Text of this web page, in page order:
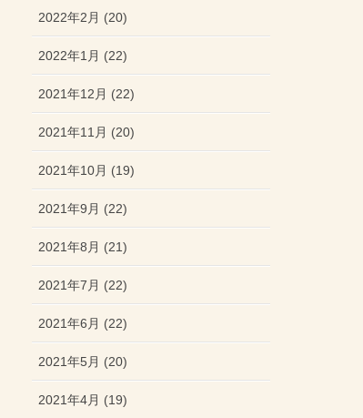
2022年2月 (20)
2022年1月 (22)
2021年12月 (22)
2021年11月 (20)
2021年10月 (19)
2021年9月 (22)
2021年8月 (21)
2021年7月 (22)
2021年6月 (22)
2021年5月 (20)
2021年4月 (19)